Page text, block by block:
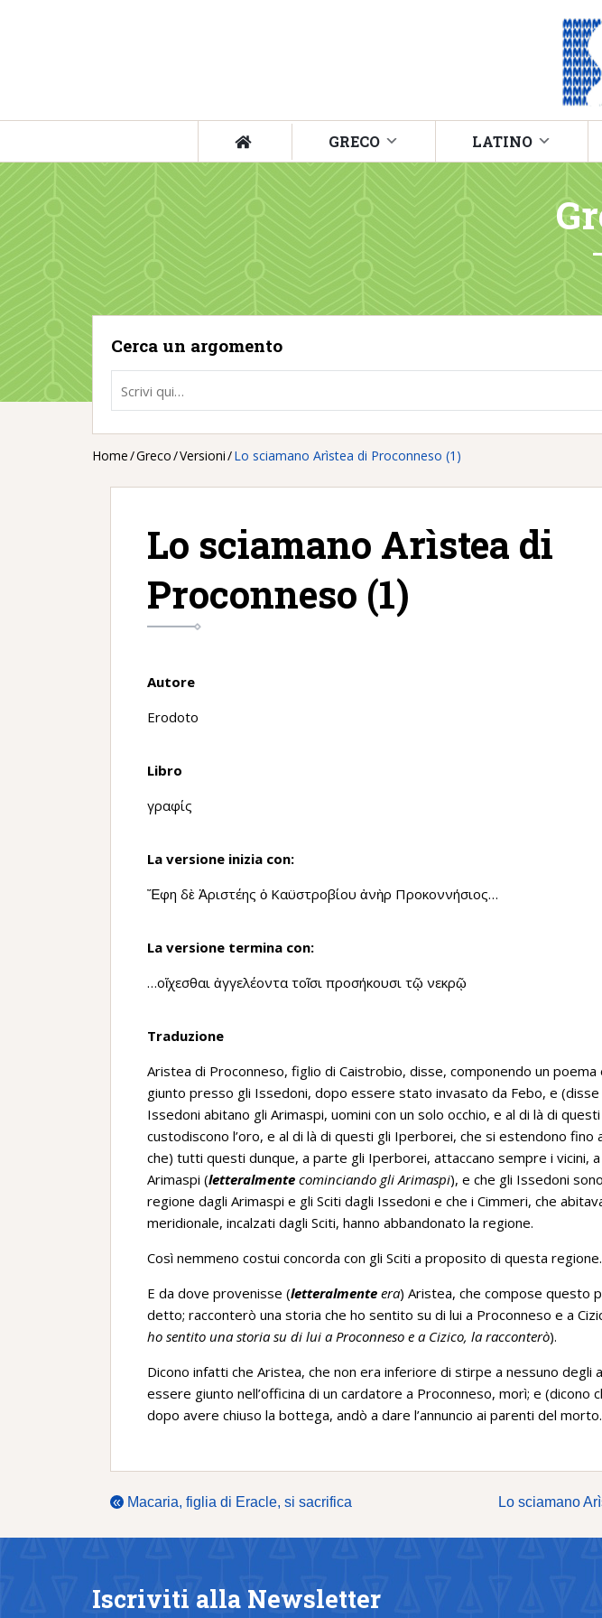
GRECO LATINO
Cerca un argomento
Home/Greco/Versioni/Lo sciamano Arìstea di Proconneso (1)
Lo sciamano Arìstea di
Proconneso (1)
Autore
Erodoto
Libro
γραφίς
La versione inizia con:
Ἔφη δὲ Ἀριστέης ὁ Καϋστροβίου ἀνὴρ Προκοννήσιος…
La versione termina con:
…οἴχεσθαι ἀγγελέοντα τοῖσι προσήκουσι τῷ νεκρῷ
Traduzione
Aristea di Proconneso, figlio di Caistrobio, disse, componendo un
giunto presso gli Issedoni, dopo essere stato invasato da Febo, e (disse
Issedoni abitano gli Arimaspi, uomini con un solo occhio, e al di là di
custodiscono l’oro, e al di là di questi gli Iperborei, che si estendono fino
che) tutti questi dunque, a parte gli Iperborei, attaccano sempre i vicini, a
Arimaspi (letteralmente cominciando gli Arimaspi), e che gli Issedoni
regione dagli Arimaspi e gli Sciti dagli Issedoni e che i Cimmeri, che
meridionale, incalzati dagli Sciti, hanno abbandonato la regione.
Così nemmeno costui concorda con gli Sciti a proposito di questa regione.
E da dove provenisse (letteralmente era) Aristea, che compose questo
detto; racconterò una storia che ho sentito su di lui a Proconneso e a
ho sentito una storia su di lui a Proconneso e a Cizico, la racconterò).
Dicono infatti che Aristea, che non era inferiore di stirpe a nessuno degli
essere giunto nell’officina di un cardatore a Proconneso, morì; e (dicono
dopo avere chiuso la bottega, andò a dare l’annuncio ai parenti del morto.
« Macaria, figlia di Eracle, si sacrifica Lo sciamano
Iscriviti alla Newsletter